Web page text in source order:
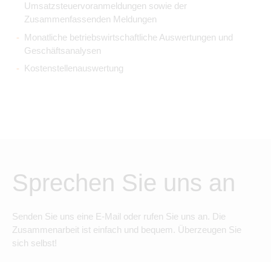
Umsatzsteuervoranmeldungen sowie der
Zusammenfassenden Meldungen
Monatliche betriebswirtschaftliche Auswertungen und
Geschäftsanalysen
Kostenstellenauswertung
Sprechen Sie uns an
Senden Sie uns eine E-Mail oder rufen Sie uns an. Die
Zusammenarbeit ist einfach und bequem. Überzeugen Sie
sich selbst!